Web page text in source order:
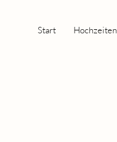
Start Hochzeiten